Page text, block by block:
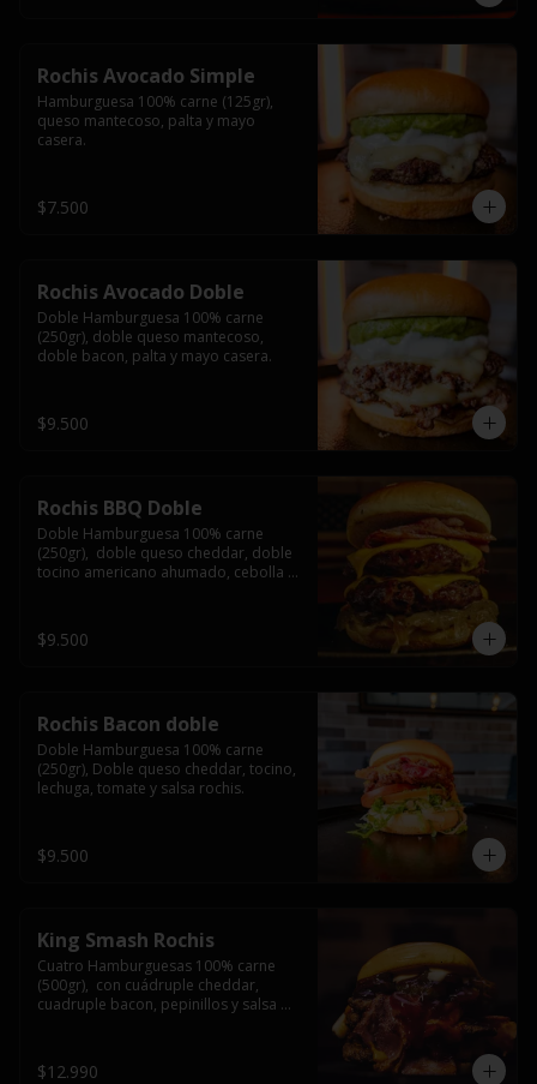
Rochis Avocado Simple
Hamburguesa 100% carne (125gr),
queso mantecoso, palta y mayo
casera.
$7.500
Rochis Avocado Doble
Doble Hamburguesa 100% carne
(250gr), doble queso mantecoso,
doble bacon, palta y mayo casera.
$9.500
Rochis BBQ Doble
Doble Hamburguesa 100% carne
(250gr),  doble queso cheddar, doble
tocino americano ahumado, cebolla
$9.500
Rochis Bacon doble
Doble Hamburguesa 100% carne
(250gr), Doble queso cheddar, tocino,
lechuga, tomate y salsa rochis.
$9.500
King Smash Rochis
Cuatro Hamburguesas 100% carne
(500gr),  con cuádruple cheddar,
cuadruple bacon, pepinillos y salsa
$12.990